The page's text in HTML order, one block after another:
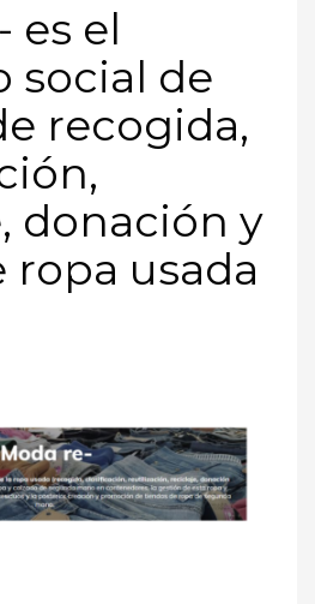
es el
social de
recogida,
donación y
ropa usada